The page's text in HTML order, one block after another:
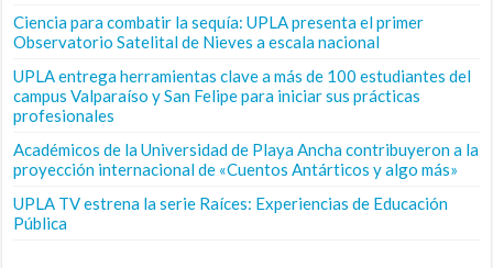
Ciencia para combatir la sequía: UPLA presenta el primer
Observatorio Satelital de Nieves a escala nacional
UPLA entrega herramientas clave a más de 100 estudiantes del
campus Valparaíso y San Felipe para iniciar sus prácticas
profesionales
Académicos de la Universidad de Playa Ancha contribuyeron a la
proyección internacional de «Cuentos Antárticos y algo más»
UPLA TV estrena la serie Raíces: Experiencias de Educación
Pública